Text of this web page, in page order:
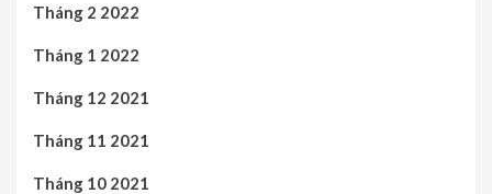
Tháng 2 2022
Tháng 1 2022
Tháng 12 2021
Tháng 11 2021
Tháng 10 2021